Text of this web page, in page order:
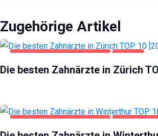
Zugehörige Artikel
Die besten Zahnärzte in Zürich